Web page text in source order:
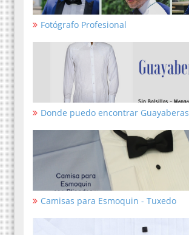
Fotógrafo Profesional
Donde puedo encontrar Guayaberas
Camisas para Esmoquin - Tuxedo